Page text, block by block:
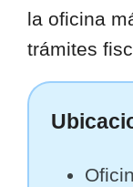
la oficina
trámites